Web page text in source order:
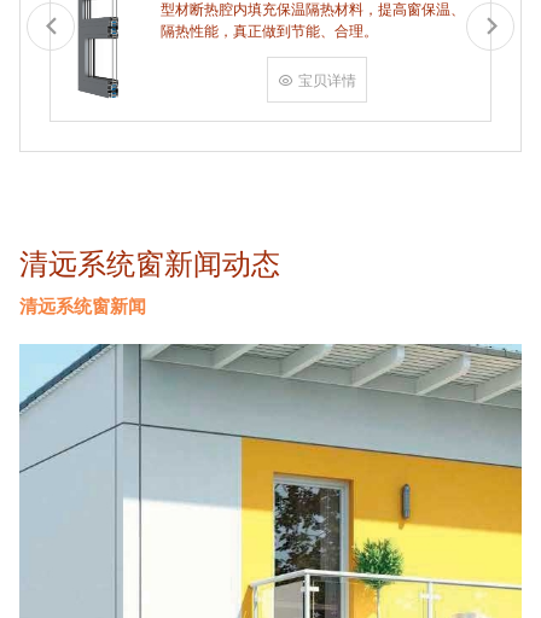
型材断热腔内填充保温隔热材料，提高窗保温、
隔热性能，真正做到节能、合理。
宝贝详情
清远系统窗新闻动态
清远系统窗新闻